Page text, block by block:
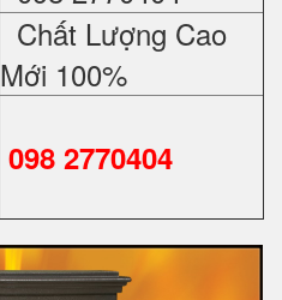
Chất Lượng Cao
Mới 100%
098 2770404